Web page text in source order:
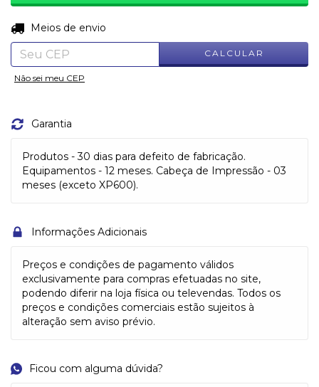
Entregas para o CEP:
Meios de envio
CALCULAR
Não sei meu CEP
Garantia
Produtos - 30 dias para defeito de fabricação.
Equipamentos - 12 meses. Cabeça de Impressão - 03
meses (exceto XP600).
Informações Adicionais
Preços e condições de pagamento válidos
exclusivamente para compras efetuadas no site,
podendo diferir na loja física ou televendas. Todos os
preços e condições comerciais estão sujeitos à
alteração sem aviso prévio.
Ficou com alguma dúvida?